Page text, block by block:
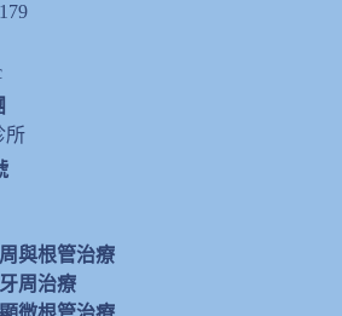
所
與根管治療
牙周治療